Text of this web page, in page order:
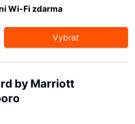
Wi-Fi zdarma
Vybrat
by Marriott